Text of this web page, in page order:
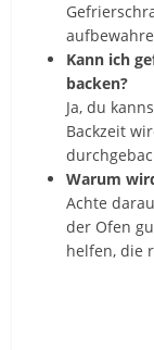
Kann ich
backen?
Ja, du
Backzeit
Warum
Achte
der Ofen
helfen, die